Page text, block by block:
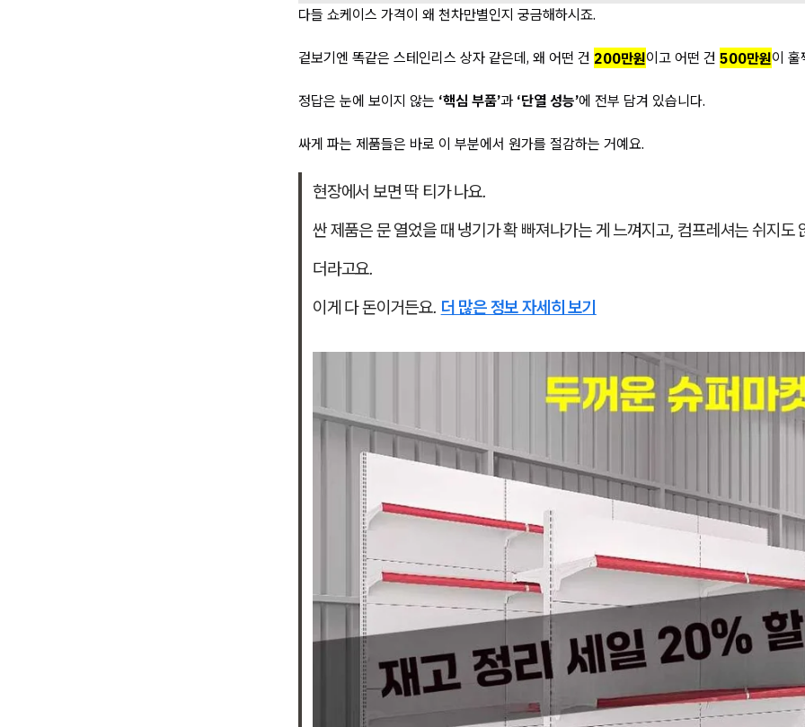
다들 쇼케이스 가격이 왜 천차만별인지 궁금해하시죠.
겉보기엔 똑같은 스테인리스 상자 같은데, 왜 어떤 건 200만원이고 어떤 건 500만원이 훌
정답은 눈에 보이지 않는 ‘핵심 부품’과 ‘단열 성능’에 전부 담겨 있습니다.
싸게 파는 제품들은 바로 이 부분에서 원가를 절감하는 거예요.
현장에서 보면 딱 티가 나요.
싼 제품은 문 열었을 때 냉기가 확 빠져나가는 게 느껴지고, 컴프레셔는 쉬지도
더라고요.
이게 다 돈이거든요. 더 많은 정보 자세히 보기